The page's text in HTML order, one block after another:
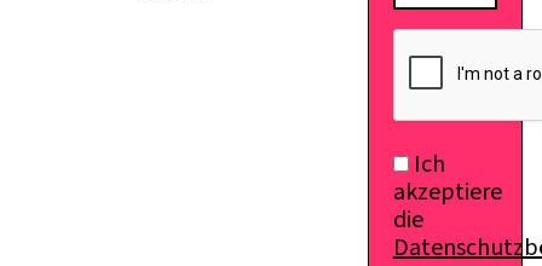
Ich
akzeptiere
die